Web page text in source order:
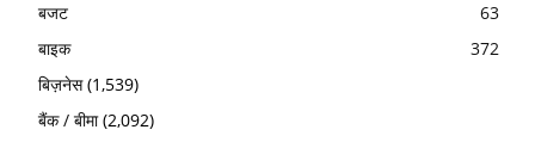
बजट
63
बाइक
372
बिज़नेस(1,539)
बैंक / बीमा(2,092)